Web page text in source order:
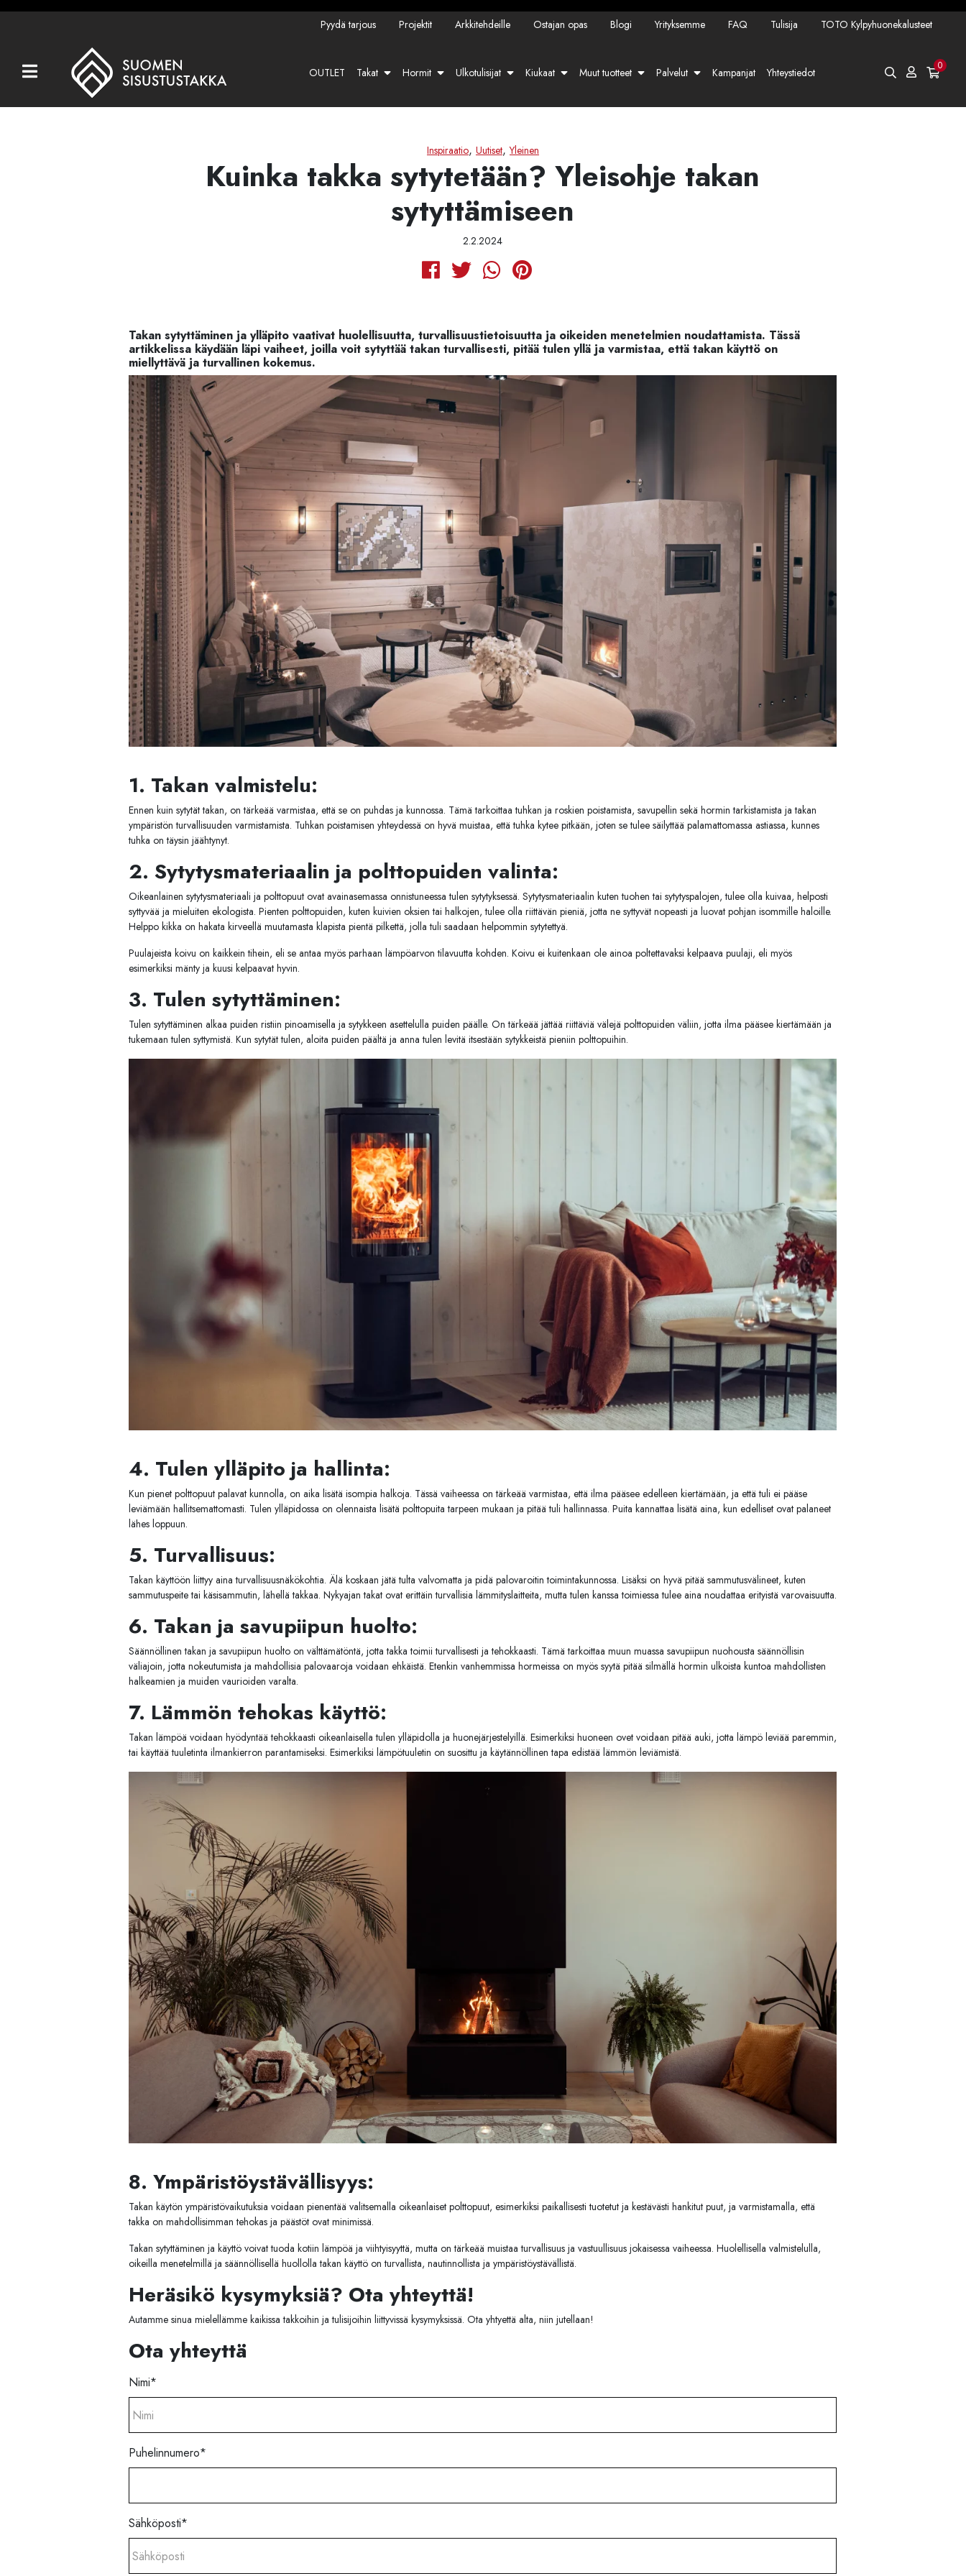
Kaikki tuotteet
Kylpyhuonekalusteet
Pyydä tarjous Projektit Arkkitehdeille Ostajan opas Blogi Yrityksemme FAQ Tulisija TOTO Kylpyhuonekalusteet
OUTLET Takat Hormit Ulkotulisijat Kiukaat Muut tuotteet Palvelut Kampanjat Yhteystiedot 0
Inspiraatio, Uutiset,Yleinen
Kuinka takka sytytetään? Yleisohje takan
sytyttämiseen
2.2.2024
Takan sytyttäminen ja ylläpito vaativat huolellisuutta, turvallisuustietoisuutta ja oikeiden menetelmien noudattamista. Tässä
artikkelissa käydään läpi vaiheet, joilla voit sytyttää takan turvallisesti, pitää tulen yllä ja varmistaa, että takan käyttö on
miellyttävä ja turvallinen kokemus.
1. Takan valmistelu:
Ennen kuin sytytät takan, on tärkeää varmistaa, että se on puhdas ja kunnossa. Tämä tarkoittaa tuhkan ja roskien poistamista, savupellin sekä hormin tarkistamista ja takan
ympäristön turvallisuuden varmistamista. Tuhkan poistamisen yhteydessä on hyvä muistaa, että tuhka kytee pitkään, joten se tulee säilyttää palamattomassa astiassa, kunnes
tuhka on täysin jäähtynyt.
2. Sytytysmateriaalin ja polttopuiden valinta:
Oikeanlainen sytytysmateriaali ja polttopuut ovat avainasemassa onnistuneessa tulen sytytyksessä. Sytytysmateriaalin kuten tuohen tai sytytyspalojen, tulee olla kuivaa, helposti
syttyvää ja mieluiten ekologista. Pienten polttopuiden, kuten kuivien oksien tai halkojen, tulee olla riittävän pieniä, jotta ne syttyvät nopeasti ja luovat pohjan isommille haloille.
Helppo kikka on hakata kirveellä muutamasta klapista pientä pilkettä, jolla tuli saadaan helpommin sytytettyä.
Puulajeista koivu on kaikkein tihein, eli se antaa myös parhaan lämpöarvon tilavuutta kohden. Koivu ei kuitenkaan ole ainoa poltettavaksi kelpaava puulaji, eli myös
esimerkiksi mänty ja kuusi kelpaavat hyvin.
3. Tulen sytyttäminen:
Tulen sytyttäminen alkaa puiden ristiin pinoamisella ja sytykkeen asettelulla puiden päälle. On tärkeää jättää riittäviä välejä polttopuiden väliin, jotta ilma pääsee kiertämään ja
tukemaan tulen syttymistä. Kun sytytät tulen, aloita puiden päältä ja anna tulen levitä itsestään sytykkeistä pieniin polttopuihin.
4. Tulen ylläpito ja hallinta:
Kun pienet polttopuut palavat kunnolla, on aika lisätä isompia halkoja. Tässä vaiheessa on tärkeää varmistaa, että ilma pääsee edelleen kiertämään, ja että tuli ei pääse
leviämään hallitsemattomasti. Tulen ylläpidossa on olennaista lisätä polttopuita tarpeen mukaan ja pitää tuli hallinnassa. Puita kannattaa lisätä aina, kun edelliset ovat palaneet
lähes loppuun.
5. Turvallisuus:
Takan käyttöön liittyy aina turvallisuusnäkökohtia. Älä koskaan jätä tulta valvomatta ja pidä palovaroitin toimintakunnossa. Lisäksi on hyvä pitää sammutusvälineet, kuten
sammutuspeite tai käsisammutin, lähellä takkaa. Nykyajan takat ovat erittäin turvallisia lämmityslaitteita, mutta tulen kanssa toimiessa tulee aina noudattaa erityistä varovaisuutta.
6. Takan ja savupiipun huolto:
Säännöllinen takan ja savupiipun huolto on välttämätöntä, jotta takka toimii turvallisesti ja tehokkaasti. Tämä tarkoittaa muun muassa savupiipun nuohousta säännöllisin
väliajoin, jotta nokeutumista ja mahdollisia palovaaroja voidaan ehkäistä. Etenkin vanhemmissa hormeissa on myös syytä pitää silmällä hormin ulkoista kuntoa mahdollisten
halkeamien ja muiden vaurioiden varalta.
7. Lämmön tehokas käyttö:
Takan lämpöä voidaan hyödyntää tehokkaasti oikeanlaisella tulen ylläpidolla ja huonejärjestelyillä. Esimerkiksi huoneen ovet voidaan pitää auki, jotta lämpö leviää paremmin,
tai käyttää tuuletinta ilmankierron parantamiseksi. Esimerkiksi lämpötuuletin on suosittu ja käytännöllinen tapa edistää lämmön leviämistä.
8. Ympäristöystävällisyys:
Takan käytön ympäristövaikutuksia voidaan pienentää valitsemalla oikeanlaiset polttopuut, esimerkiksi paikallisesti tuotetut ja kestävästi hankitut puut, ja varmistamalla, että
takka on mahdollisimman tehokas ja päästöt ovat minimissä.
Takan sytyttäminen ja käyttö voivat tuoda kotiin lämpöä ja viihtyisyyttä, mutta on tärkeää muistaa turvallisuus ja vastuullisuus jokaisessa vaiheessa. Huolellisella valmistelulla,
oikeilla menetelmillä ja säännöllisellä huollolla takan käyttö on turvallista, nautinnollista ja ympäristöystävällistä.
Heräsikö kysymyksiä? Ota yhteyttä!
Autamme sinua mielellämme kaikissa takkoihin ja tulisijoihin liittyvissä kysymyksissä. Ota yhtyettä alta, niin jutellaan!
Ota yhteyttä
Nimi*
Puhelinnumero*
Sähköposti*